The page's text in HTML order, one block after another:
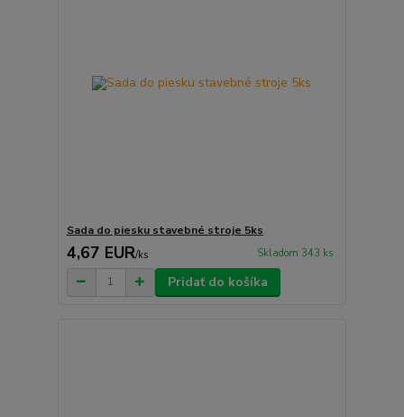
Sada do piesku stavebné stroje 5ks
4,67 EUR/ks Skladom 343 ks
Pridať do košíka